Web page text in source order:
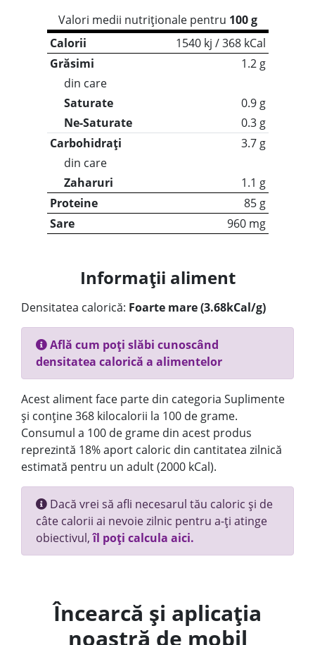
Valori medii nutriționale pentru 100 g
Calorii
1540 kj / 368 kCal
Grăsimi
1.2 g
din care
Saturate
0.9 g
Ne-Saturate
0.3 g
Carbohidrați
3.7 g
din care
Zaharuri
1.1 g
Proteine
85 g
Sare
960 mg
Informații aliment
Densitatea calorică: Foarte mare (3.68kCal/g)
Află cum poți slăbi cunoscând
densitatea calorică a alimentelor
Acest aliment face parte din categoria Suplimente
și conține 368 kilocalorii la 100 de grame.
Consumul a 100 de grame din acest produs
reprezintă 18% aport caloric din cantitatea zilnică
estimată pentru un adult (2000 kCal).
Dacă vrei să afli necesarul tău caloric și de
câte calorii ai nevoie zilnic pentru a-ți atinge
obiectivul,îl poți calcula aici.
Încearcă și aplicația
noastră de mobil